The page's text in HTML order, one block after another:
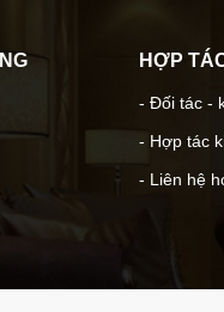
HỢP
- Đối tác -
- Hợp tác
- Liên hệ